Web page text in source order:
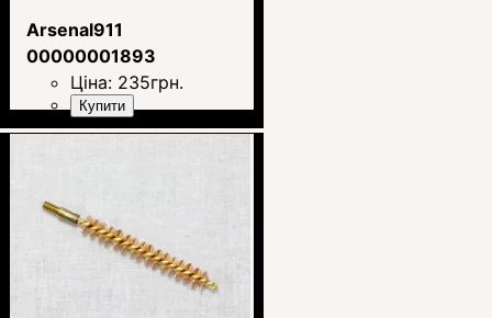
Arsenal911
00000001893
Ціна: 235грн.
Купити